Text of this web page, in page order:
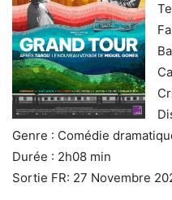
Genre : Comédie
Durée : 2h08 min
Sortie FR: 27 Novembre